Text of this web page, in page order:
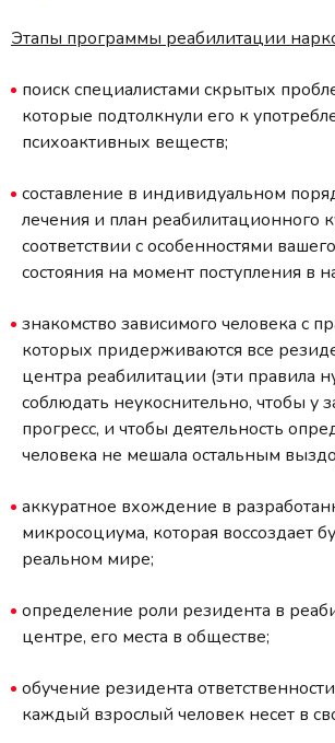
Этапы программы реабилитации
поиск специалистами скрытых
которые подтолкнули его к
психоактивных веществ;
составление в индивидуальном
лечения и план реабилитационного
соответствии с особенностями
состояния на момент поступления в
знакомство зависимого человека с
которых придерживаются все
центра реабилитации (эти правила
соблюдать неукоснительно, чтобы у
прогресс, и чтобы деятельность
человека не мешала остальным
аккуратное вхождение в
микросоциума, которая воссоздает
реальном мире;
определение роли резидента в
центре, его места в обществе;
обучение резидента
каждый взрослый человек несет в